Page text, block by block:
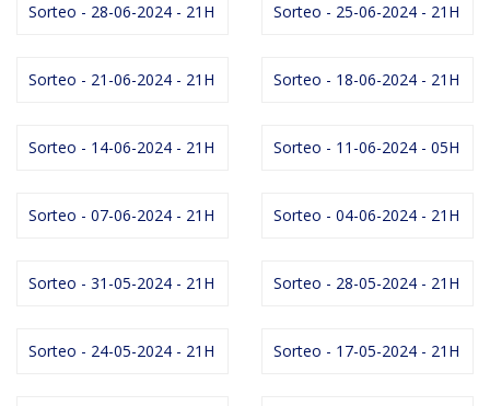
Sorteo - 28-06-2024 - 21H Sorteo - 25-06-2024 - 21H
Sorteo - 21-06-2024 - 21H Sorteo - 18-06-2024 - 21H
Sorteo - 14-06-2024 - 21H Sorteo - 11-06-2024 - 05H
Sorteo - 07-06-2024 - 21H Sorteo - 04-06-2024 - 21H
Sorteo - 31-05-2024 - 21H Sorteo - 28-05-2024 - 21H
Sorteo - 24-05-2024 - 21H Sorteo - 17-05-2024 - 21H